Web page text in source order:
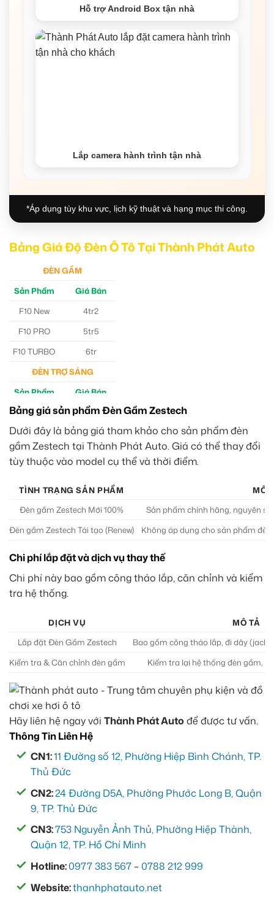
Hỗ trợ Android Box tận nhà
Lắp camera hành trình tận nhà
*Áp dụng tùy khu vực, lịch kỹ thuật và hạng mục thi công.
Bảng Giá Độ Đèn Ô Tô Tại Thành Phát Auto
ĐÈN GẦM
Sản Phẩm
Giá Bán
F10 New
4tr2
F10 PRO
5tr5
F10 TURBO
6tr
ĐÈN TRỢ SÁNG
Sản Phẩm
Giá Bán
M30 Ultra
4tr5
Aozoom EX3
5tr
Bảng giá sản phẩm Đèn Gầm Zestech
Dưới đây là bảng giá tham khảo cho sản phẩm đèn
gầm Zestech tại Thành Phát Auto. Giá có thể thay đổi
tùy thuộc vào model cụ thể và thời điểm.
TÌNH TRẠNG SẢN PHẨM
MÔ
Đèn gầm Zestech Mới 100%
Sản phẩm chính hãng, nguyên
Đèn gầm Zestech Tái tạo (Renew)
Không áp dụng cho sản phẩm
Chi phí lắp đặt và dịch vụ thay thế
Chi phí này bao gồm công tháo lắp, căn chỉnh và kiểm
tra hệ thống.
DỊCH VỤ
MÔ TẢ
Lắp đặt Đèn Gầm Zestech
Bao gồm công tháo lắp, đi dây (jack
Kiểm tra & Căn chỉnh đèn gầm
Kiểm tra lại hệ thống đèn gầm,
Hãy liên hệ ngay với Thành Phát Auto để được tư vấn.
Thông Tin Liên Hệ
CN1:11 Đường số 12, Phường Hiệp Bình Chánh, TP.
Thủ Đức
CN2:24 Đường D5A, Phường Phước Long B, Quận
9, TP. Thủ Đức
CN3:753 Nguyễn Ảnh Thủ, Phường Hiệp Thành,
Quận 12, TP. Hồ Chí Minh
Hotline:0977 383 567 –0788 212 999
Website:thanhphatauto.net